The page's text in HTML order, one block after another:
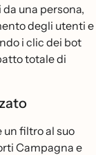
una persona,
degli utenti e
i clic dei bot
totale di
un filtro al suo
Campagna e